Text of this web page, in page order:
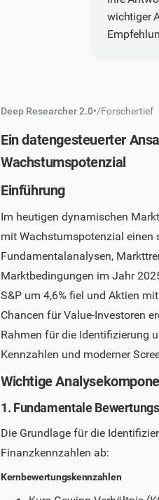
wichtiger
Deep Researcher 2.0•/Forschertief
Ein datengesteuerter
Wachstumspotenzial
Einführung
Im heutigen dynamischen
mit Wachstumspotenzial einen
Fundamentalanalysen,
Marktbedingungen im Jahr
S&P um 4,6% fiel und Aktien
Chancen für Value-Investoren
Rahmen für die Identifizierung
Kennzahlen und moderner
Wichtige
1. Fundamentale
Die Grundlage für die
Finanzkennzahlen ab:
Kernbewertungskennzahlen